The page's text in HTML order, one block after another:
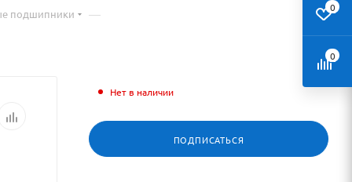
подшипники —
Нет в наличии
ПОДПИСАТЬСЯ
0
0